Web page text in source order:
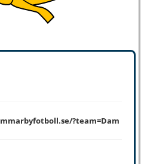
?team=Dam